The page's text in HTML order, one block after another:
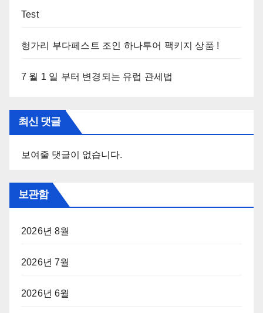
Test
헝가리 부다페스트 조인 하나투어 팩키지 상품 !
7 월 1 일 부터 변경되는 유럽 관세법
최신 댓글
보여줄 댓글이 없습니다.
보관함
2026년 8월
2026년 7월
2026년 6월